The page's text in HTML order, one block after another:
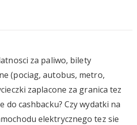
za paliwo, bilety
(pociag, autobus, metro,
zaplacone za granica tez
do cashbacku? Czy wydatki na
elektrycznego tez sie